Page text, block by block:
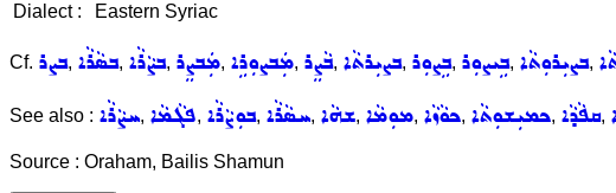
Dialect :
Eastern Syriac
Cf. ܒܨܪ, ܒܣܵܪܵܐ, ܒܨܵܪܵܐ, ܡܲܒܨܸܪ, ܡܲܒܨܘܼܪܹܐ, ܒܵܨܸܪ, ܒܨܝܼܪܬܵܐ, ܒܹܨܘܼܪ, ܒܹܝܨܘܼܪ, ܒܨܝܼܪܘܼܬܵܐ,
See also : ܚܨܵܪܵܐ, ܦܓܵܡܵܐ, ܒܘܼܨܵܪܵܐ, ܚܣܵܪܵܐ, ܫܗܵܐ, ܡܘܼܡܵܐ, ܟܘܵܙܵܐ, ܟܡܝܼܫܘܼܬܵܐ, ܩܦܵܕܵܐ,
Source : Oraham, Bailis Shamun